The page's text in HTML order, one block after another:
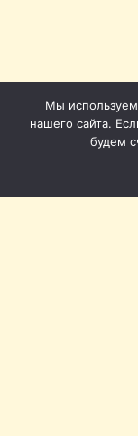
Мы
нашего сайта.
будем